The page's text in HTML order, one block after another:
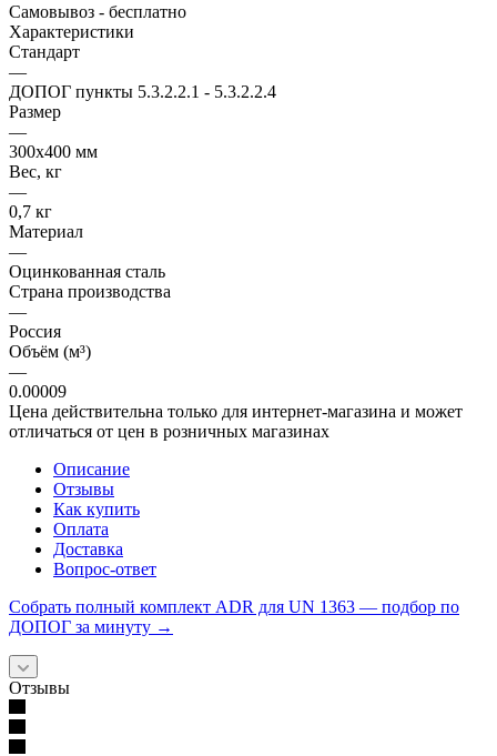
Самовывоз - бесплатно
Характеристики
Стандарт
—
ДОПОГ пункты 5.3.2.2.1 - 5.3.2.2.4
Размер
—
300х400 мм
Вес, кг
—
0,7 кг
Материал
—
Оцинкованная сталь
Страна производства
—
Россия
Объём (м³)
—
0.00009
Цена действительна только для интернет-магазина и может
отличаться от цен в розничных магазинах
Описание
Отзывы
Как купить
Оплата
Доставка
Вопрос-ответ
Собрать полный комплект ADR для UN 1363 — подбор по
ДОПОГ за минуту →
Отзывы